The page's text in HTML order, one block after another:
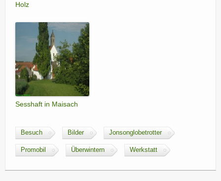
Holz
Sesshaft in Maisach
Besuch Bilder Jonsonglobetrotter
Promobil Überwintern Werkstatt